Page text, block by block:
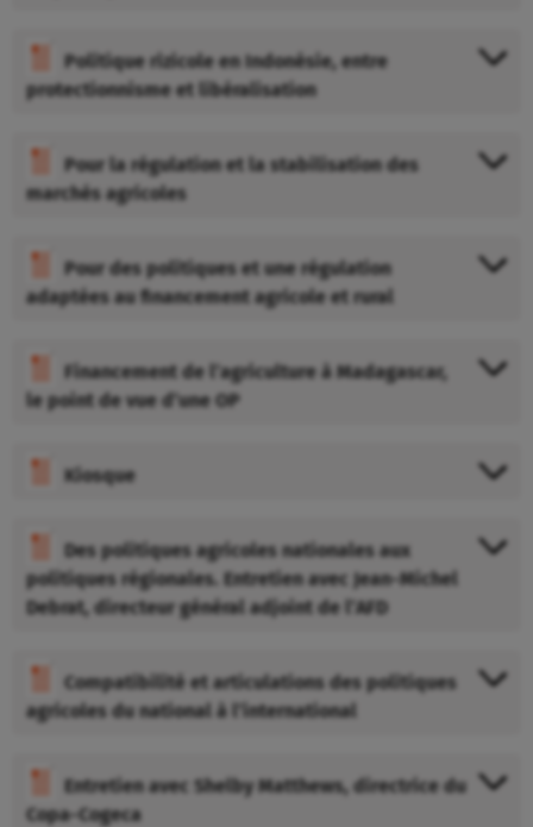
Politique rizicole en Indonésie, entre
protectionnisme et libéralisation
Pour la régulation et la stabilisation des
marchés agricoles
Pour des politiques et une régulation
adaptées au financement agricole et rural
Financement de l’agriculture à Madagascar,
le point de vue d’une OP
Kiosque
Des politiques agricoles nationales aux
politiques régionales. Entretien avec Jean-Michel
Debrat, directeur général adjoint de l’AFD
Compatibilité et articulations des politiques
agricoles du national à l’international
Entretien avec Shelby Matthews, directrice du
Copa-Cogeca